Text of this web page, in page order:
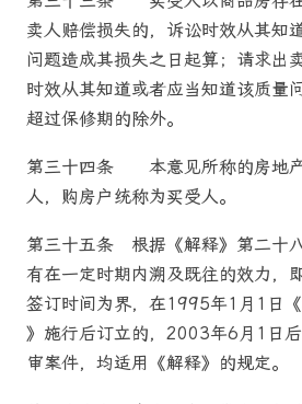
卖人赔偿损失的，诉讼时效从其知
问题造成其损失之日起算；请求出
时效从其知道或者应当知道该质量
超过保修期的除外。
第三十四条 本意见所称的房地产
人，购房户统称为买受人。
第三十五条 根据《解释》第二十
有在一定时期内溯及既往的效力，
签订时间为界，在1995年1月1日《
》施行后订立的，2003年6月1日
审案件，均适用《解释》的规定。